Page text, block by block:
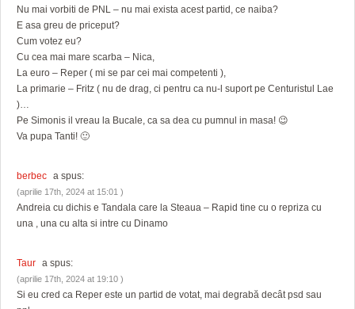
Nu mai vorbiti de PNL – nu mai exista acest partid, ce naiba?
E asa greu de priceput?
Cum votez eu?
Cu cea mai mare scarba – Nica,
La euro – Reper ( mi se par cei mai competenti ),
La primarie – Fritz ( nu de drag, ci pentru ca nu-l suport pe Centuristul Lae
)…
Pe Simonis il vreau la Bucale, ca sa dea cu pumnul in masa! 😉
Va pupa Tanti! 🙂
berbec a spus:
(aprilie 17th, 2024 at 15:01 )
Andreia cu dichis e Tandala care la Steaua – Rapid tine cu o repriza cu
una , una cu alta si intre cu Dinamo
Taur a spus:
(aprilie 17th, 2024 at 19:10 )
Si eu cred ca Reper este un partid de votat, mai degrabă decât psd sau